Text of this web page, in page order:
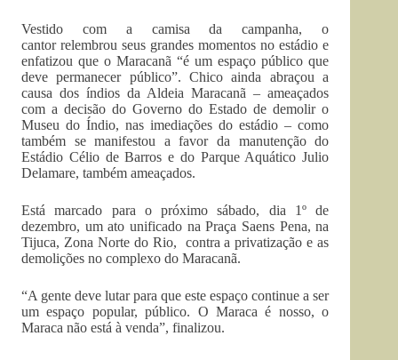
Vestido com a camisa da campanha, o
cantor relembrou seus grandes momentos no estádio e
enfatizou que o Maracanã “é um espaço público que
deve permanecer público”. Chico ainda abraçou a
causa dos índios da Aldeia Maracanã – ameaçados
com a decisão do Governo do Estado de demolir o
Museu do Índio, nas imediações do estádio – como
também se manifestou a favor da manutenção do
Estádio Célio de Barros e do Parque Aquático Julio
Delamare, também ameaçados.
Está marcado para o próximo sábado, dia 1º de
dezembro, um ato unificado na Praça Saens Pena, na
Tijuca, Zona Norte do Rio, contra a privatização e as
demolições no complexo do Maracanã.
“A gente deve lutar para que este espaço continue a ser
um espaço popular, público. O Maraca é nosso, o
Maraca não está à venda”, finalizou.